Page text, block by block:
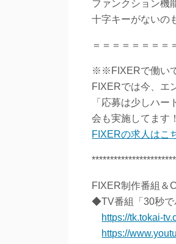
ファンクション機
十字キーがないの
＝＝＝＝＝＝＝＝
※※FIXERで働い
FIXERでは今、エ
「応募は少しハ
会も実施してます
FIXERの求人はこ
FIXER制作番組＆
◆TV番組「30秒で
https://tk.tokai-
https://